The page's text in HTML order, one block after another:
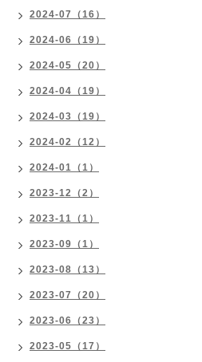
2024-07（16）
2024-06（19）
2024-05（20）
2024-04（19）
2024-03（19）
2024-02（12）
2024-01（1）
2023-12（2）
2023-11（1）
2023-09（1）
2023-08（13）
2023-07（20）
2023-06（23）
2023-05（17）